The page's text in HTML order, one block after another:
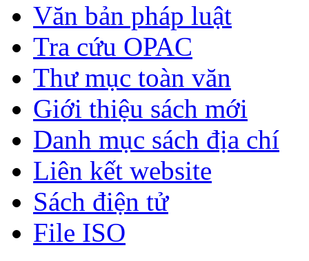
Văn bản pháp luật
Tra cứu OPAC
Thư mục toàn văn
Giới thiệu sách mới
Danh mục sách địa chí
Liên kết website
Sách điện tử
File ISO